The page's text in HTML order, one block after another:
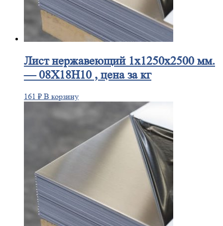
Листнержавеющий 1x1250x2500 мм.
— 08Х18Н10 , цена за кг
161 ₽ В корзину